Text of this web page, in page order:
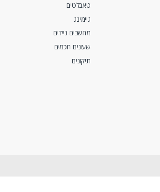
טאבלטים
גיימינג
מחשבים ניידים
שעונים חכמים
תיקונים